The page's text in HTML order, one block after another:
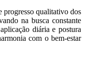
progresso qualitativo dos
na busca constante
diária e postura
com o bem-estar